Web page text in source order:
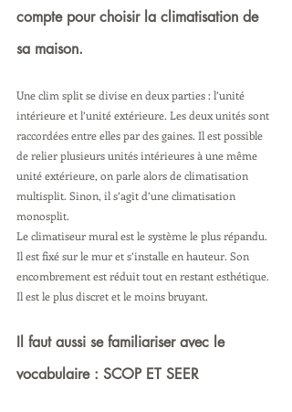
compte pour choisir la climatisation de
sa maison.
Une clim split se divise en deux parties : l’unité
intérieure et l’unité extérieure. Les deux unités sont
raccordées entre elles par des gaines. Il est possible
de relier plusieurs unités intérieures à une même
unité extérieure, on parle alors de climatisation
multisplit. Sinon, il s’agit d’une climatisation
monosplit.
Le climatiseur mural est le système le plus répandu.
Il est fixé sur le mur et s’installe en hauteur. Son
encombrement est réduit tout en restant esthétique.
Il est le plus discret et le moins bruyant.
Il faut aussi se familiariser avec le
vocabulaire : SCOP ET SEER